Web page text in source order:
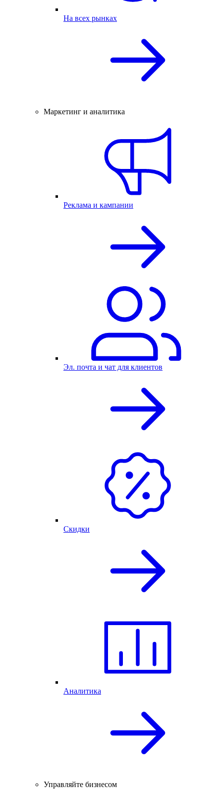
На всех рынках
Маркетинг и аналитика
Реклама и кампании
Эл. почта и чат для клиентов
Скидки
Аналитика
Управляйте бизнесом